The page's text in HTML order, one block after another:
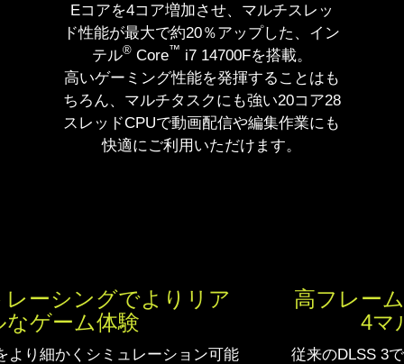
Eコアを4コア増加させ、マルチスレッ
ド性能が最大で約20％アップした、イン
テル®Core™ i7 14700Fを搭載。
高いゲーミング性能を発揮することはも
ちろん、マルチタスクにも強い20コア28
スレッドCPUで動画配信や編集作業にも
快適にご利用いただけます。
※画像はイメージです
高フレームレートを実現するDLSS
4マルチフレーム生成
従来のDLSS 3では、2つの実際のレンダリングフレ